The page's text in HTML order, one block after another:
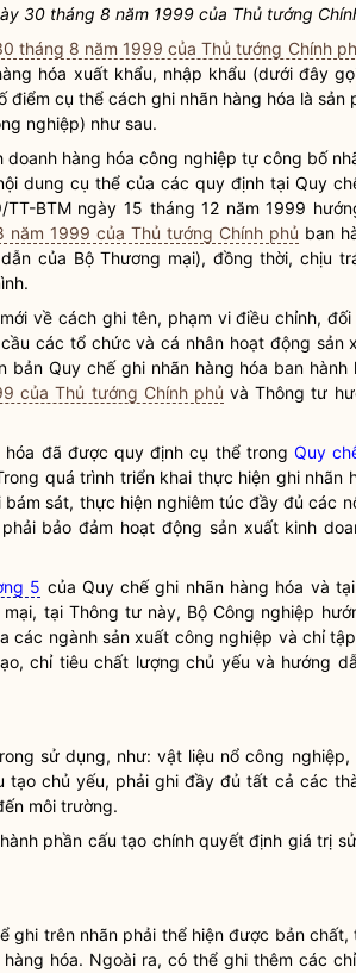
30 tháng 8 năm 1999 của Thủ tướng
tháng 8 năm 1999 của Thủ tướng Chính
hóa xuất khẩu, nhập khẩu (dưới đây
điểm cụ thể cách ghi nhãn hàng hóa là sản
nghiệp) như sau.
hàng hóa công nghiệp tự công bố
dung cụ thể của các quy định tại Quy
BTM ngày 15 tháng 12 năm 1999
1999 của Thủ tướng Chính phủ ban
của Bộ Thương mại), đồng thời, chịu
về cách ghi tên, phạm vi điều chỉnh,
các tổ chức và cá nhân hoạt động sản
bản Quy chếghi nhãn hàng hóa ban hành
của Thủ tướng Chính phủ và Thông tư
hóa đã được quy định cụ thể trongQuy
quá trình triển khai thực hiện ghi nhãn
sát, thực hiện nghiêm túc đầy đủ các
bảo đảm hoạt động sản xuất kinh
5 của Quy chếghi nhãn hàng hóa và
tại Thông tư này, Bộ Công nghiệp
các ngành sản xuất công nghiệp và chỉ
chỉ tiêu chất lượng chủ yếu và hướng
sử dụng, như: vật liệu nổ công nghiệp,
tạo chủ yếu, phải ghi đầy đủ tất cả các
môi trường.
phần cấu tạo chính quyết định giá trị
trên nhãn phải thể hiện được bản chất,
hóa. Ngoài ra, có thể ghi thêm các